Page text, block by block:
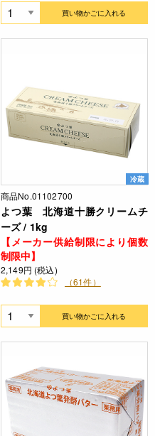
買い物かごに入れる
冷蔵
商品No.01102700
よつ葉 北海道十勝クリームチ
ーズ / 1kg
【メーカー供給制限により個数
制限中】
2,149円 (税込)
（61件）
買い物かごに入れる